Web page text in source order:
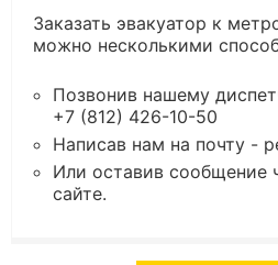
Заказать эвакуатор к
можно несколькими
Позвонив нашему
+7 (812) 426-10-50
Написав нам на почту -
Или оставив сообщение
сайте.